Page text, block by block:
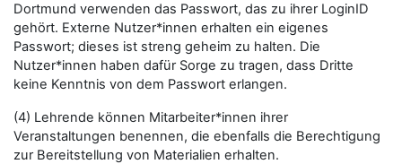
Dortmund verwenden das Passwort, das zu ihrer LoginID
gehört. Externe Nutzer*innen erhalten ein eigenes
Passwort; dieses ist streng geheim zu halten. Die
Nutzer*innen haben dafür Sorge zu tragen, dass Dritte
keine Kenntnis von dem Passwort erlangen.
(4) Lehrende können Mitarbeiter*innen ihrer
Veranstaltungen benennen, die ebenfalls die Berechtigung
zur Bereitstellung von Materialien erhalten.